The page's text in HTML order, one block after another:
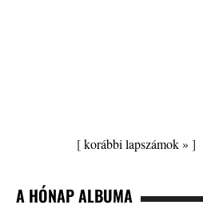
[korábbi lapszámok » ]
A HÓNAP ALBUMA